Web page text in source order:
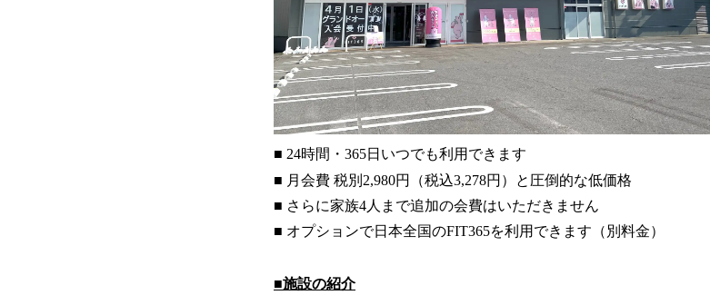
■ 24時間・365日いつでも利用できます
■ 月会費 税別2,980円（税込3,278円）と圧倒的な低価格
■ さらに家族4人まで追加の会費はいただきません
■ オプションで日本全国のFIT365を利用できます（別料金）
■施設の紹介